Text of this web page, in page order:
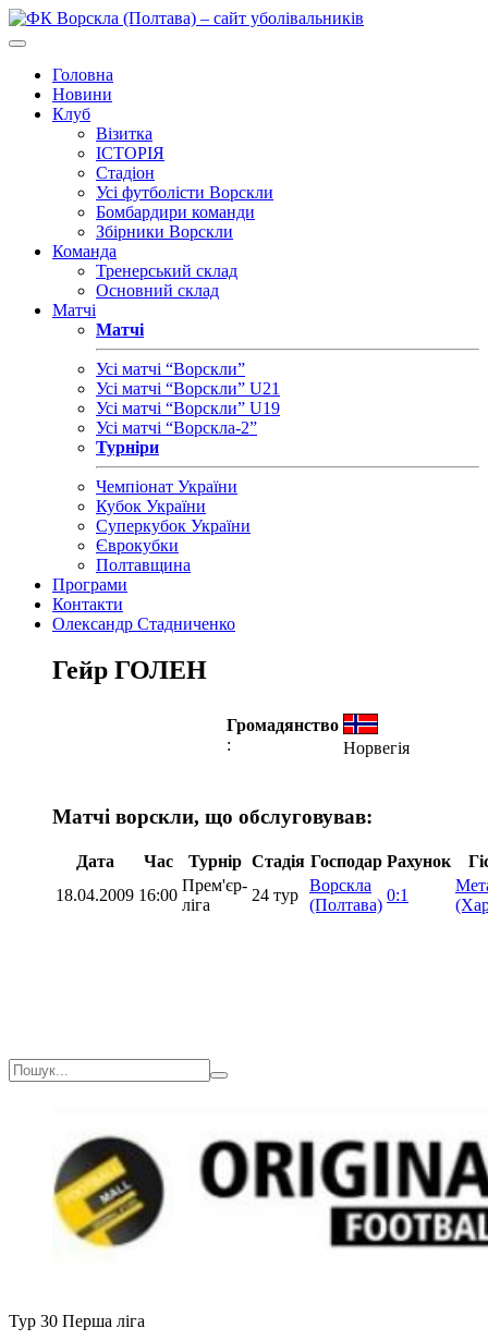
Головна
Новини
Клуб
Візитка
ІСТОРІЯ
Стадіон
Усі футболісти Ворскли
Бомбардири команди
Збірники Ворскли
Команда
Тренерський склад
Основний склад
Матчі
Матчі
Усі матчі “Ворскли”
Усі матчі “Ворскли” U21
Усі матчі “Ворскли” U19
Усі матчі “Ворскла-2”
Турніри
Чемпіонат України
Кубок України
Суперкубок України
Єврокубки
Полтавщина
Програми
Контакти
Олександр Стадниченко
Гейр ГОЛЕН
Громадянство
:
Норвегія
Матчі ворскли, що обслуговував:
Дата Час Турнір Стадія Господар Рахунок
18.04.2009 16:00
Прем'єр-
ліга
24 тур
Ворскла
(Полтава)
0:1
Тур 30 Перша ліга